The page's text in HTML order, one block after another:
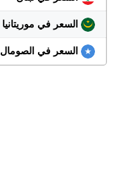
السعر في موريتانيا
السعر في الصومال